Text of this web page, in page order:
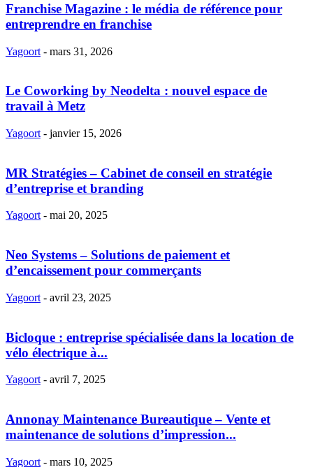
Franchise Magazine : le média de référence pour
entreprendre en franchise
Yagoort - mars 31, 2026
Le Coworking by Neodelta : nouvel espace de
travail à Metz
Yagoort - janvier 15, 2026
MR Stratégies – Cabinet de conseil en stratégie
d’entreprise et branding
Yagoort - mai 20, 2025
Neo Systems – Solutions de paiement et
d’encaissement pour commerçants
Yagoort - avril 23, 2025
Bicloque : entreprise spécialisée dans la location de
vélo électrique à...
Yagoort - avril 7, 2025
Annonay Maintenance Bureautique – Vente et
maintenance de solutions d’impression...
Yagoort - mars 10, 2025